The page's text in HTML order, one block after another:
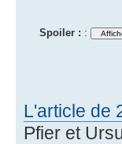
Spoiler : :
L'article de
Pfier et